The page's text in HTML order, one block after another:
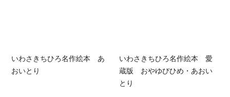
いわさきちひろ名作絵本 あ
おいとり
いわさきちひろ名作絵本 愛
蔵版 おやゆびひめ・あおい
とり